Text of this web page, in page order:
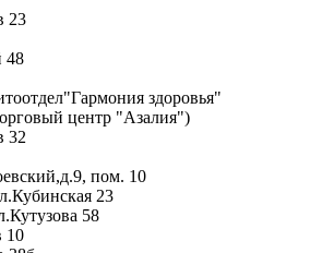
23
48
здоровья"
центр "Азалия")
32
пом. 10
23
58
10